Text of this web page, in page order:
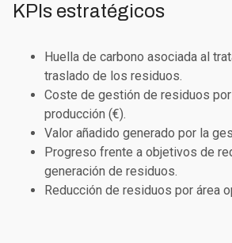
KPIs estratégicos
Huella de carbono asociada al
traslado de los residuos.
Coste de gestión de residuos
producción (€).
Valor añadido generado por la
Progreso frente a objetivos de
generación de residuos.
Reducción de residuos por área